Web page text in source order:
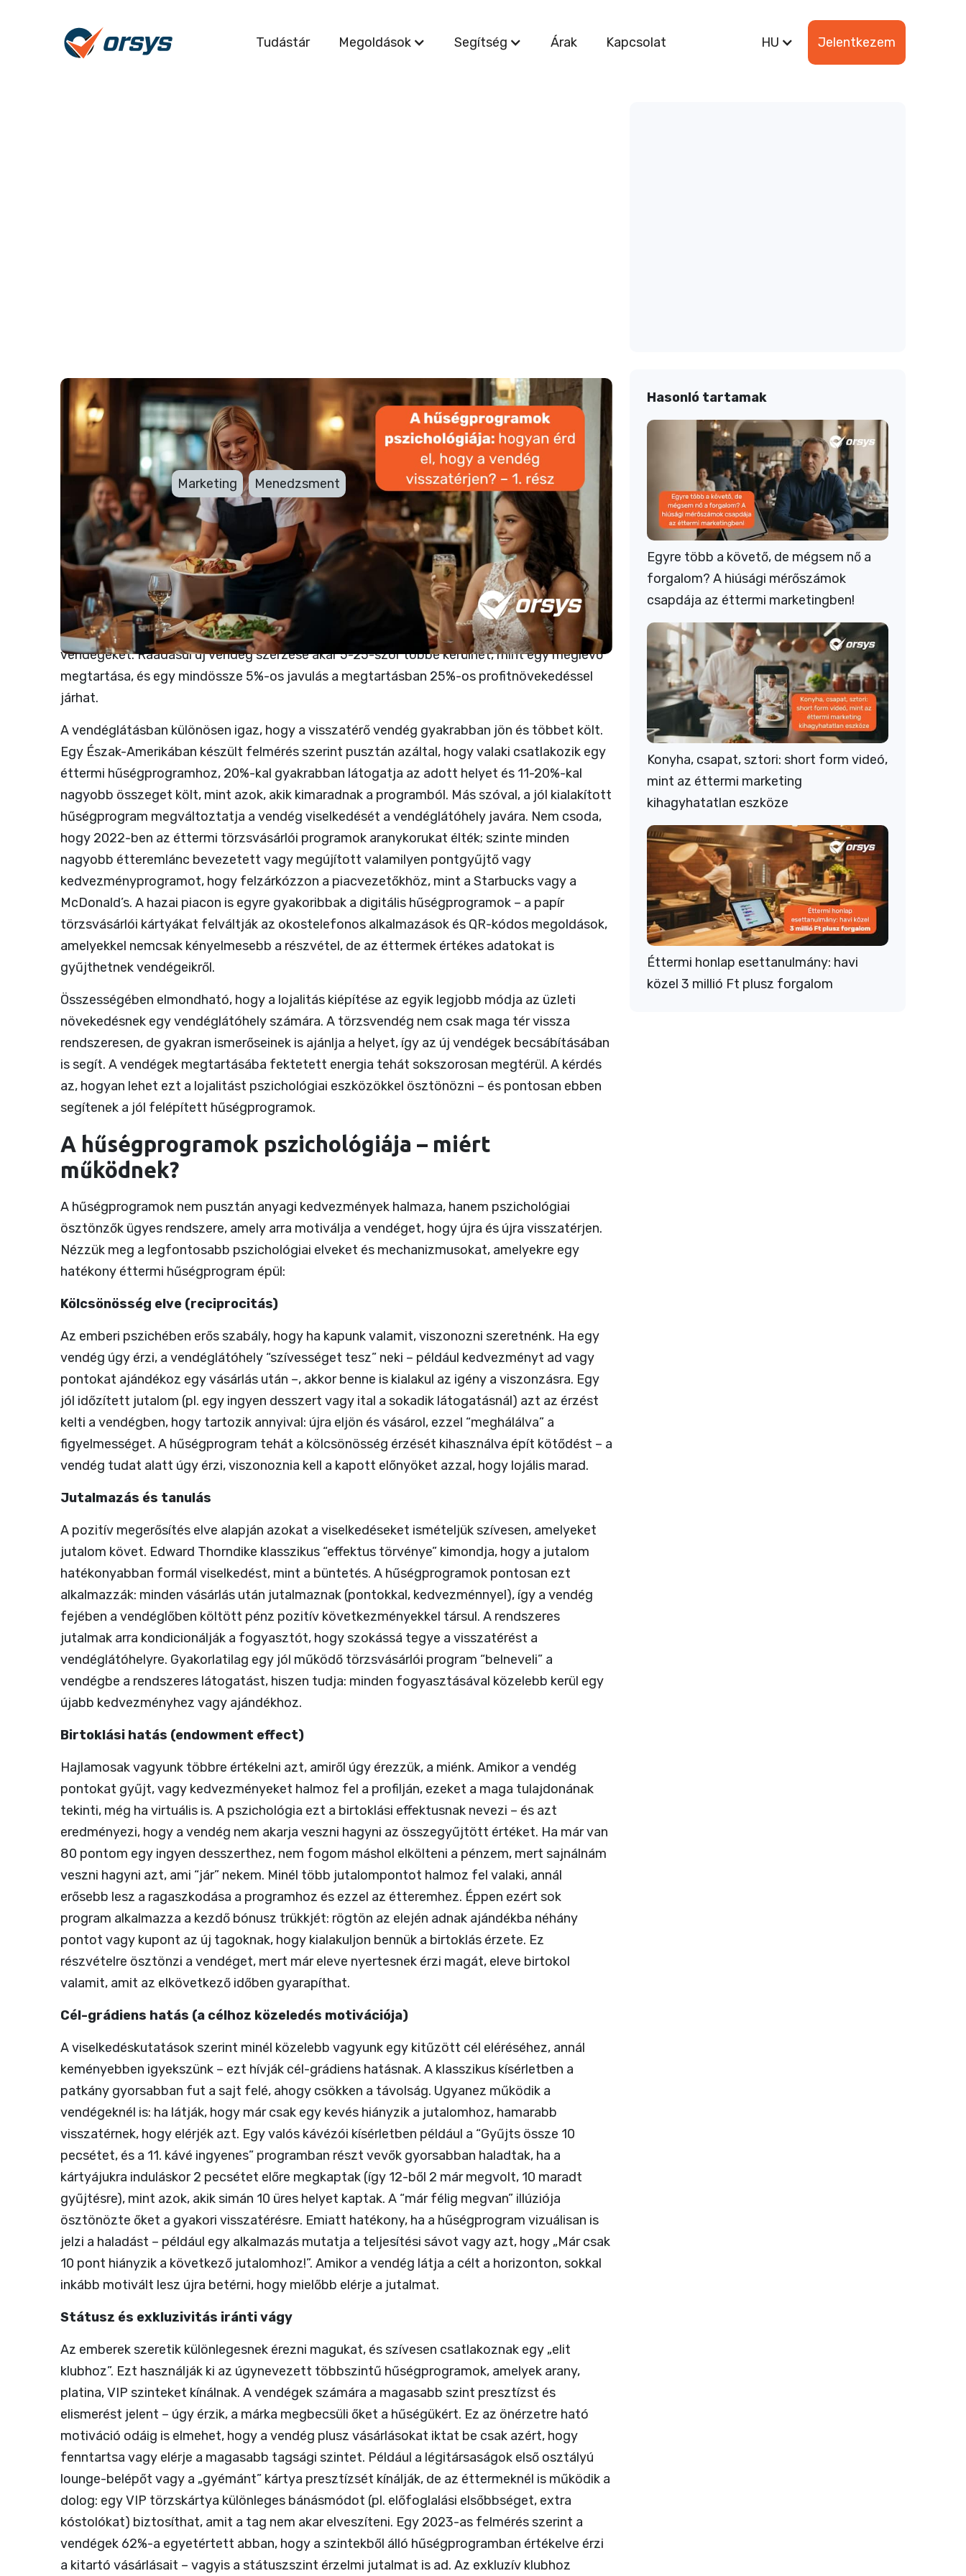
Tudástár Megoldások Segítség Árak Kapcsolat HU Jelentkezem
A hűségprogramok pszichológiája: hogyan
érd el, hogy a vendég visszatérjen? - 1. rész
2025-10-22 8:25 Marketing Menedzsment
Egy étterem sikerének záloga a lojális, visszatérő vendégkör. A tapasztalatok és statisztikák
szerint az üzlet forgalmának jelentős részét a törzsvendégek adják. Egy felmérés alapján
például, habár egy átlagos étterem vendégeinek csak 19%-a tér vissza rendszeresen, ők
hozzák a forgalom 70%-át (vagyis majdnem reprodukálják a 20/80-as szabályt). Ez jól
mutatja, hogy a törzsvásárlók aranyat érnek. Nem véletlen, hogy a legnagyobb márkák
bevételeinek akár fele is azon múlik, mennyire sikerül megfogni és megtartani a lojális
vendégeket. Ráadásul új vendég szerzése akár 5-25-ször többe kerülhet, mint egy meglévő
megtartása, és egy mindössze 5%-os javulás a megtartásban 25%-os profitnövekedéssel
járhat.
A vendéglátásban különösen igaz, hogy a visszatérő vendég gyakrabban jön és többet költ.
Egy Észak-Amerikában készült felmérés szerint pusztán azáltal, hogy valaki csatlakozik egy
éttermi hűségprogramhoz, 20%-kal gyakrabban látogatja az adott helyet és 11-20%-kal
nagyobb összeget költ, mint azok, akik kimaradnak a programból. Más szóval, a jól kialakított
hűségprogram megváltoztatja a vendég viselkedését a vendéglátóhely javára. Nem csoda,
hogy 2022-ben az éttermi törzsvásárlói programok aranykorukat élték; szinte minden
nagyobb étteremlánc bevezetett vagy megújított valamilyen pontgyűjtő vagy
kedvezményprogramot, hogy felzárkózzon a piacvezetőkhöz, mint a Starbucks vagy a
McDonald’s. A hazai piacon is egyre gyakoribbak a digitális hűségprogramok – a papír
törzsvásárlói kártyákat felváltják az okostelefonos alkalmazások és QR-kódos megoldások,
amelyekkel nemcsak kényelmesebb a részvétel, de az éttermek értékes adatokat is
gyűjthetnek vendégeikről.
Összességében elmondható, hogy a lojalitás kiépítése az egyik legjobb módja az üzleti
növekedésnek egy vendéglátóhely számára. A törzsvendég nem csak maga tér vissza
rendszeresen, de gyakran ismerőseinek is ajánlja a helyet, így az új vendégek becsábításában
is segít. A vendégek megtartásába fektetett energia tehát sokszorosan megtérül. A kérdés
az, hogyan lehet ezt a lojalitást pszichológiai eszközökkel ösztönözni – és pontosan ebben
segítenek a jól felépített hűségprogramok.
A hűségprogramok pszichológiája – miért
működnek?
A hűségprogramok nem pusztán anyagi kedvezmények halmaza, hanem pszichológiai
ösztönzők ügyes rendszere, amely arra motiválja a vendéget, hogy újra és újra visszatérjen.
Nézzük meg a legfontosabb pszichológiai elveket és mechanizmusokat, amelyekre egy
hatékony éttermi hűségprogram épül:
Kölcsönösség elve (reciprocitás)
Az emberi pszichében erős szabály, hogy ha kapunk valamit, viszonozni szeretnénk. Ha egy
vendég úgy érzi, a vendéglátóhely “szívességet tesz” neki – például kedvezményt ad vagy
pontokat ajándékoz egy vásárlás után –, akkor benne is kialakul az igény a viszonzásra. Egy
jól időzített jutalom (pl. egy ingyen desszert vagy ital a sokadik látogatásnál) azt az érzést
kelti a vendégben, hogy tartozik annyival: újra eljön és vásárol, ezzel “meghálálva” a
figyelmességet. A hűségprogram tehát a kölcsönösség érzését kihasználva épít kötődést – a
vendég tudat alatt úgy érzi, viszonoznia kell a kapott előnyöket azzal, hogy lojális marad.
Jutalmazás és tanulás
A pozitív megerősítés elve alapján azokat a viselkedéseket ismételjük szívesen, amelyeket
jutalom követ. Edward Thorndike klasszikus “effektus törvénye” kimondja, hogy a jutalom
hatékonyabban formál viselkedést, mint a büntetés. A hűségprogramok pontosan ezt
alkalmazzák: minden vásárlás után jutalmaznak (pontokkal, kedvezménnyel), így a vendég
fejében a vendéglőben költött pénz pozitív következményekkel társul. A rendszeres
jutalmak arra kondicionálják a fogyasztót, hogy szokássá tegye a visszatérést a
vendéglátóhelyre. Gyakorlatilag egy jól működő törzsvásárlói program “belneveli” a
vendégbe a rendszeres látogatást, hiszen tudja: minden fogyasztásával közelebb kerül egy
újabb kedvezményhez vagy ajándékhoz.
Birtoklási hatás (endowment effect)
Hajlamosak vagyunk többre értékelni azt, amiről úgy érezzük, a miénk. Amikor a vendég
pontokat gyűjt, vagy kedvezményeket halmoz fel a profilján, ezeket a maga tulajdonának
tekinti, még ha virtuális is. A pszichológia ezt a birtoklási effektusnak nevezi – és azt
eredményezi, hogy a vendég nem akarja veszni hagyni az összegyűjtött értéket. Ha már van
80 pontom egy ingyen desszerthez, nem fogom máshol elkölteni a pénzem, mert sajnálnám
veszni hagyni azt, ami “jár” nekem. Minél több jutalompontot halmoz fel valaki, annál
erősebb lesz a ragaszkodása a programhoz és ezzel az étteremhez. Éppen ezért sok
program alkalmazza a kezdő bónusz trükkjét: rögtön az elején adnak ajándékba néhány
pontot vagy kupont az új tagoknak, hogy kialakuljon bennük a birtoklás érzete. Ez
részvételre ösztönzi a vendéget, mert már eleve nyertesnek érzi magát, eleve birtokol
valamit, amit az elkövetkező időben gyarapíthat.
Cél-grádiens hatás (a célhoz közeledés motivációja)
A viselkedéskutatások szerint minél közelebb vagyunk egy kitűzött cél eléréséhez, annál
keményebben igyekszünk – ezt hívják cél-grádiens hatásnak. A klasszikus kísérletben a
patkány gyorsabban fut a sajt felé, ahogy csökken a távolság. Ugyanez működik a
vendégeknél is: ha látják, hogy már csak egy kevés hiányzik a jutalomhoz, hamarabb
visszatérnek, hogy elérjék azt. Egy valós kávézói kísérletben például a “Gyűjts össze 10
pecsétet, és a 11. kávé ingyenes” programban részt vevők gyorsabban haladtak, ha a
kártyájukra induláskor 2 pecsétet előre megkaptak (így 12-ből 2 már megvolt, 10 maradt
gyűjtésre), mint azok, akik simán 10 üres helyet kaptak. A “már félig megvan” illúziója
ösztönözte őket a gyakori visszatérésre. Emiatt hatékony, ha a hűségprogram vizuálisan is
jelzi a haladást – például egy alkalmazás mutatja a teljesítési sávot vagy azt, hogy „Már csak
10 pont hiányzik a következő jutalomhoz!”. Amikor a vendég látja a célt a horizonton, sokkal
inkább motivált lesz újra betérni, hogy mielőbb elérje a jutalmat.
Státusz és exkluzivitás iránti vágy
Az emberek szeretik különlegesnek érezni magukat, és szívesen csatlakoznak egy „elit
klubhoz”. Ezt használják ki az úgynevezett többszintű hűségprogramok, amelyek arany,
platina, VIP szinteket kínálnak. A vendégek számára a magasabb szint presztízst és
elismerést jelent – úgy érzik, a márka megbecsüli őket a hűségükért. Ez az önérzetre ható
motiváció odáig is elmehet, hogy a vendég plusz vásárlásokat iktat be csak azért, hogy
fenntartsa vagy elérje a magasabb tagsági szintet. Például a légitársaságok első osztályú
lounge-belépőt vagy a „gyémánt” kártya presztízsét kínálják, de az éttermeknél is működik a
dolog: egy VIP törzskártya különleges bánásmódot (pl. előfoglalási elsőbbséget, extra
kóstolókat) biztosíthat, amit a tag nem akar elveszíteni. Egy 2023-as felmérés szerint a
vendégek 62%-a egyetértett abban, hogy a szintekből álló hűségprogramban értékelve érzi
a kitartó vásárlásait – vagyis a státuszszint érzelmi jutalmat is ad. Az exkluzív klubhoz
Hasonló tartamak
Egyre több a követő, de mégsem nő a
forgalom? A hiúsági mérőszámok
csapdája az éttermi marketingben!
Konyha, csapat, sztori: short form videó,
mint az éttermi marketing
kihagyhatatlan eszköze
Éttermi honlap esettanulmány: havi
közel 3 millió Ft plusz forgalom